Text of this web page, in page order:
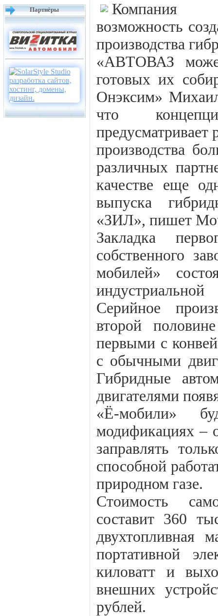
Партнёры
Компания
возможность
производства
«АВТОВАЗ
готовых их
Онэксим»
что
предусматривает
производства
различных
качестве еще
выпуска
«ЗИЛ», пишет
Закладка
собственного
мобилей»
Серийное
второй
первыми с
с обычными
Гибридные
двигателями
«Ё-мобили»
модификациях –
заправлять
способной
природном газе.
Стоимость
составит 360
двухтопливная
портативной
киловатт и
внешних
рублей.